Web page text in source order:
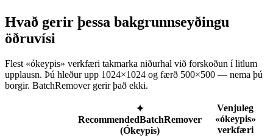
Hvað gerir þessa bakgrunnseyðingu
öðruvísi
Flest «ókeypis» verkfæri takmarka niðurhal við forskoðun í litlum
upplausn. Þú hleður upp 1024×1024 og færð 500×500 — nema þú
borgir. BatchRemover gerir það ekki.
✦
RecommendedBatchRemover
(Ókeypis)
Venjuleg
«ókeypis»
verkfæri